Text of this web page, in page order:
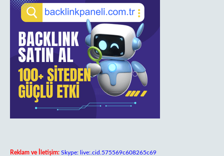
Reklam ve İletişim: Skype: live:.cid.575569c608265c69